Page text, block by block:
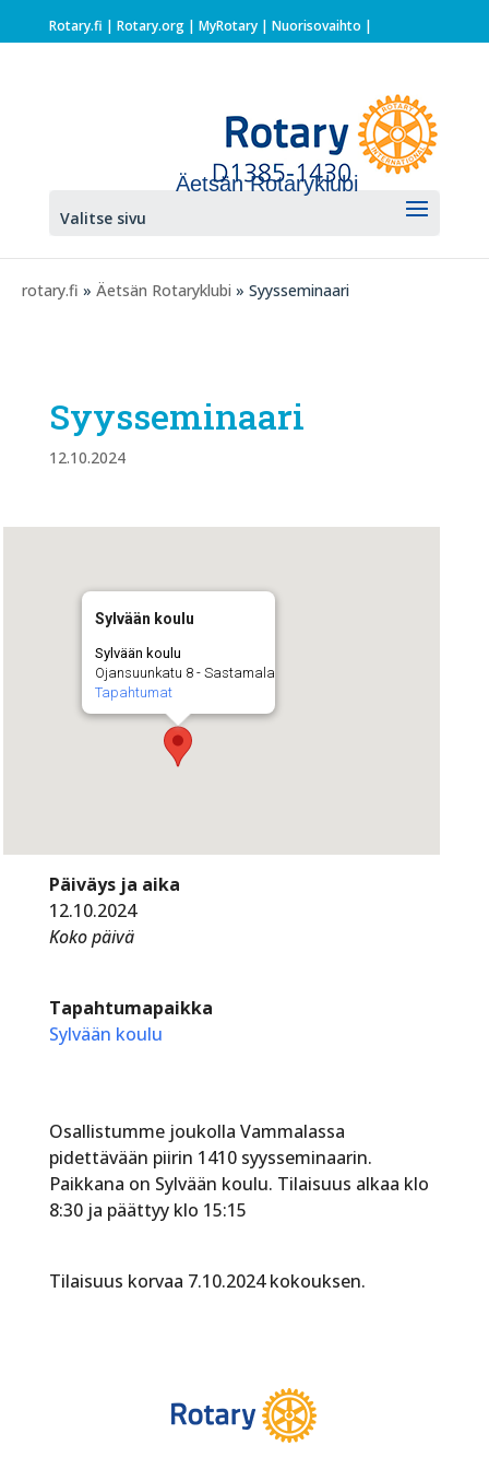
Rotary.fi | Rotary.org| MyRotary | Nuorisovaihto |
Äetsän Rotaryklubi
Valitse sivu
rotary.fi » Äetsän Rotaryklubi » Syysseminaari
Syysseminaari
12.10.2024
Sylvään koulu
Sylvään koulu
Ojansuunkatu 8 - Sastamala
Tapahtumat
Päiväys ja aika
12.10.2024
Koko päivä
Tapahtumapaikka
Sylvään koulu
Osallistumme joukolla Vammalassa
pidettävään piirin 1410 syysseminaarin.
Paikkana on Sylvään koulu. Tilaisuus alkaa klo
8:30 ja päättyy klo 15:15
Tilaisuus korvaa 7.10.2024 kokouksen.